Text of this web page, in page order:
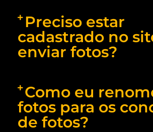
Preciso estar
cadastrado no
enviar fotos?
Como eu
fotos para os
de fotos?